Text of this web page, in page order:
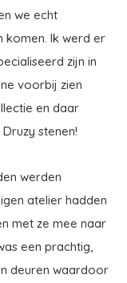
we echt
komen. Ik werd er
zijn in
voorbij zien
en daar
stenen!
werden
atelier hadden
met ze mee naar
een prachtig,
deuren waardoor